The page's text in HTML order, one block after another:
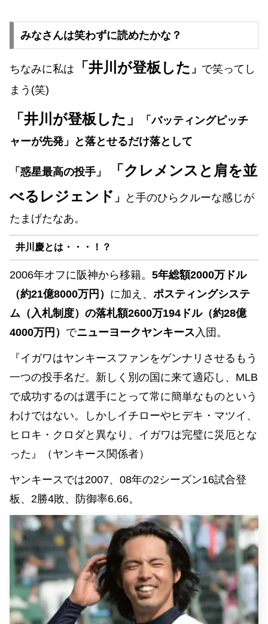
みなさんは笑わずに読めたかな？
ちなみに私は 「井川が登板した 」 で笑ってし
まう(笑)
「井川が登板した」
「バッティングピッチ
ャーが先発」と落とせるだけ落として
「惑星最高の投手」
「クレメンスと肩を並
べるレジェンド 」
と手のひらクルーな感じが
たまげたなあ。
井川慶とは・・・！？
2006年オフに阪神から移籍。 5年総額2000万ドル
（約21億8000万円） に加え、 ポスティングシステ
ム（入札制度）の落札額2600万194ドル（約28億
4000万円） でニューヨークヤンキース入団。
『イガワはヤンキースファンをゲンナリさせるもう
一つの投手名だ。新しく別の国に来て適応し、MLB
で成功するのは選手にとって常に簡単なものという
わけではない。しかしイチローやヒデキ・マツイ、
ヒロキ・クロダと異なり、イガワは完璧に災厄とな
った』（ヤンキース関係者）
ヤンキースでは2007、08年の2シーズン16試合登
板、2勝4敗、防御率6.66。